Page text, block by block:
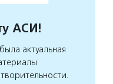
АСИ!
актуальная